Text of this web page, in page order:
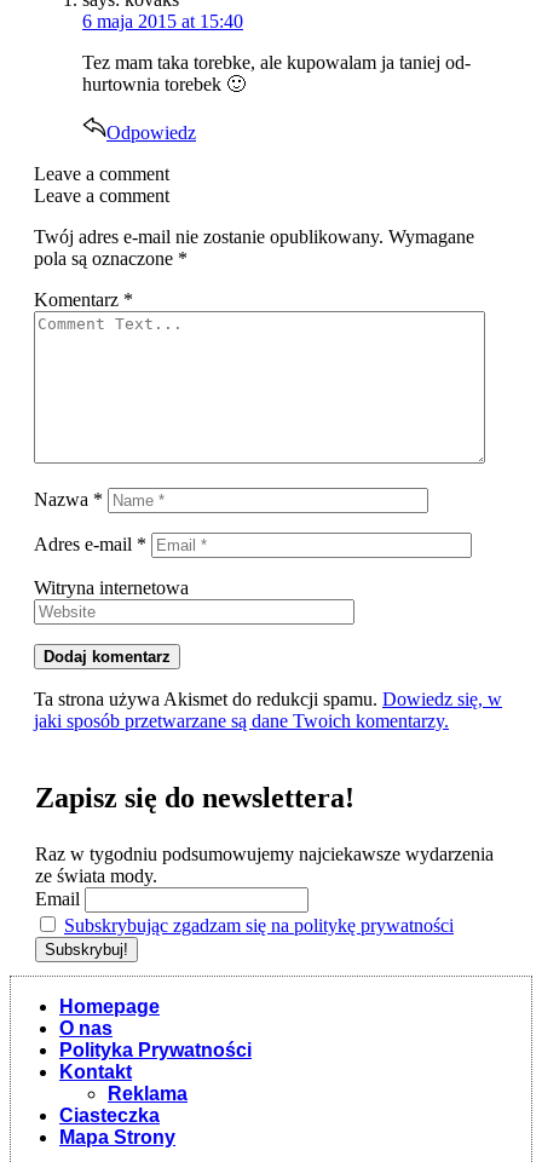
6 maja 2015 at 15:40
Tez mam taka torebke, ale kupowalam ja taniej od-
hurtownia torebek 🙂
Odpowiedz
Leave a comment
Leave a comment
Twój adres e-mail nie zostanie opublikowany. Wymagane
pola są oznaczone *
Komentarz *
Nazwa *
Adres e-mail *
Witryna internetowa
Ta strona używa Akismet do redukcji spamu. Dowiedz się, w
jaki sposób przetwarzane są dane Twoich komentarzy.
Zapisz się do newslettera!
Raz w tygodniu podsumowujemy najciekawsze wydarzenia
ze świata mody.
Email
Subskrybując zgadzam się na politykę prywatności
Homepage
O nas
Polityka Prywatności
Kontakt
Reklama
Ciasteczka
Mapa Strony